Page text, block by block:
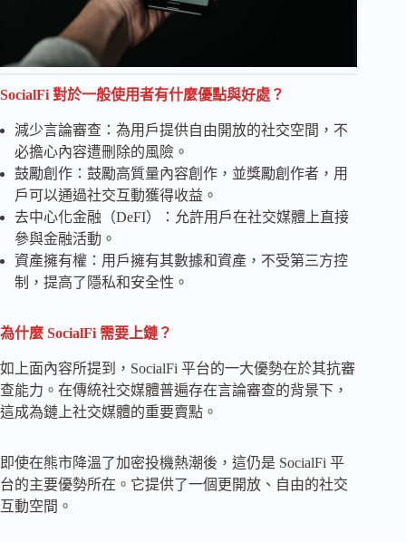
SocialFi 對於一般使用者有什麼優點與好處？
減少言論審查：為用戶提供自由開放的社交空間，不
必擔心內容遭刪除的風險。
鼓勵創作：鼓勵高質量內容創作，並獎勵創作者，用
戶可以通過社交互動獲得收益。
去中心化金融（DeFI）：允許用戶在社交媒體上直接
參與金融活動。
資產擁有權：用戶擁有其數據和資產，不受第三方控
制，提高了隱私和安全性。
為什麼 SocialFi 需要上鏈？
如上面內容所提到，SocialFi 平台的一大優勢在於其抗審
查能力。在傳統社交媒體普遍存在言論審查的背景下，
這成為鏈上社交媒體的重要賣點。
即使在熊市降溫了加密投機熱潮後，這仍是 SocialFi 平
台的主要優勢所在。它提供了一個更開放、自由的社交
互動空間。